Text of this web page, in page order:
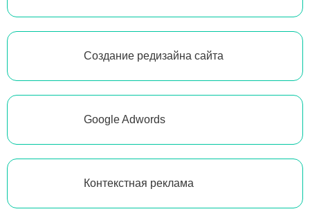
Создание редизайна сайта
Google Adwords
Контекстная реклама